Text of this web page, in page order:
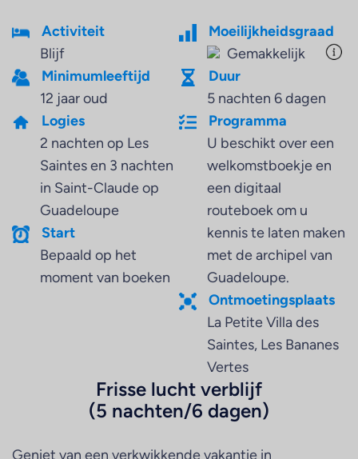
Activiteit
Blijf
Minimumleeftijd
12 jaar oud
Logies
2 nachten op Les
Saintes en 3 nachten
in Saint-Claude op
Guadeloupe
Start
Bepaald op het
moment van boeken
Moeilijkheidsgraad
Gemakkelijk
Duur
5 nachten 6 dagen
Programma
U beschikt over een
welkomstboekje en
een digitaal
routeboek om u
kennis te laten maken
met de archipel van
Guadeloupe.
Ontmoetingsplaats
La Petite Villa des
Saintes, Les Bananes
Vertes
Frisse lucht verblijf
(5 nachten/6 dagen)
Geniet van een verkwikkende vakantie in